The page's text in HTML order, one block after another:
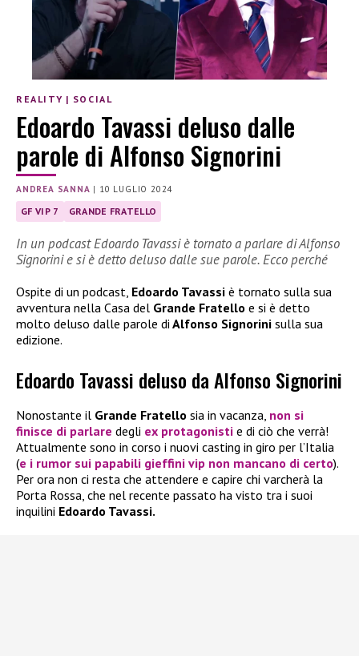
REALITY | SOCIAL
Edoardo Tavassi deluso dalle
parole di Alfonso Signorini
ANDREA SANNA | 10 LUGLIO 2024
GF VIP 7 GRANDE FRATELLO
In un podcast Edoardo Tavassi è tornato a parlare di Alfonso
Signorini e si è detto deluso dalle sue parole. Ecco perché
Ospite di un podcast, Edoardo Tavassi è tornato sulla sua
avventura nella Casa del Grande Fratello e si è detto
molto deluso dalle parole di Alfonso Signorini sulla sua
edizione.
Edoardo Tavassi deluso da Alfonso Signorini
Nonostante il Grande Fratello sia in vacanza, non si
finisce di parlare degli ex protagonisti e di ciò che verrà!
Attualmente sono in corso i nuovi casting in giro per l’Italia
(e i rumor sui papabili gieffini vip non mancano di certo).
Per ora non ci resta che attendere e capire chi varcherà la
Porta Rossa, che nel recente passato ha visto tra i suoi
inquilini Edoardo Tavassi.